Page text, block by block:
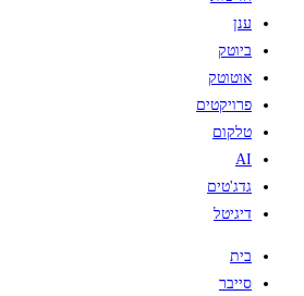
ענן
ביוטק
אוטוטק
פרויקטים
טלקום
AI
גדג'טים
דיגיטל
בית
סייבר